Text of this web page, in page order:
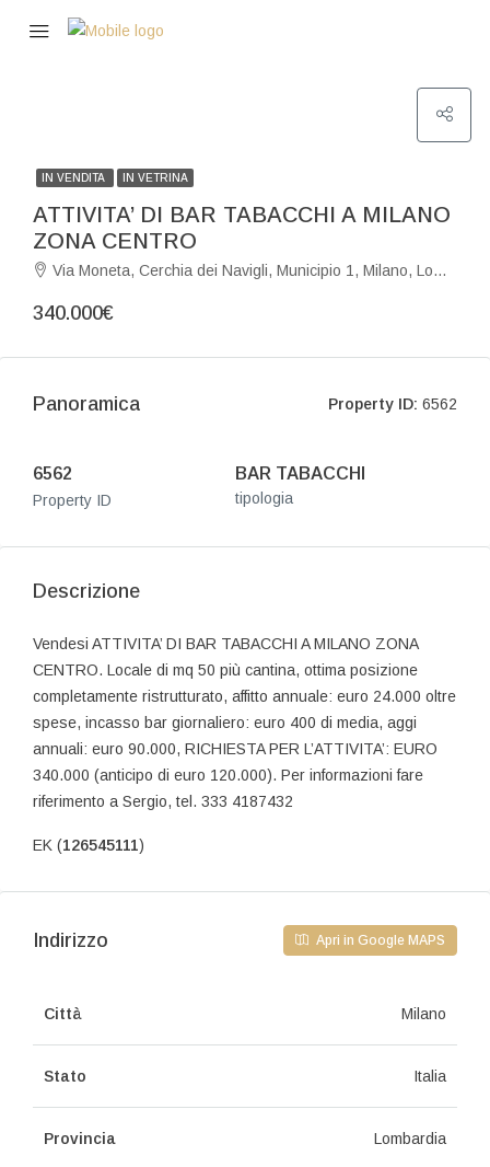
IN VENDITA IN VETRINA
ATTIVITA’ DI BAR TABACCHI A MILANO
ZONA CENTRO
Via Moneta, Cerchia dei Navigli, Municipio 1, Milano, Lombardia, 20123, Italia
340.000€
Panoramica Property ID: 6562
6562
Property ID
BAR TABACCHI
tipologia
Descrizione
Vendesi ATTIVITA’ DI BAR TABACCHI A MILANO ZONA
CENTRO. Locale di mq 50 più cantina, ottima posizione
completamente ristrutturato, affitto annuale: euro 24.000 oltre
spese, incasso bar giornaliero: euro 400 di media, aggi
annuali: euro 90.000, RICHIESTA PER L’ATTIVITA’: EURO
340.000 (anticipo di euro 120.000). Per informazioni fare
riferimento a Sergio, tel. 333 4187432
EK (126545111)
Indirizzo Apri in Google MAPS
Città Milano
Stato Italia
Provincia Lombardia